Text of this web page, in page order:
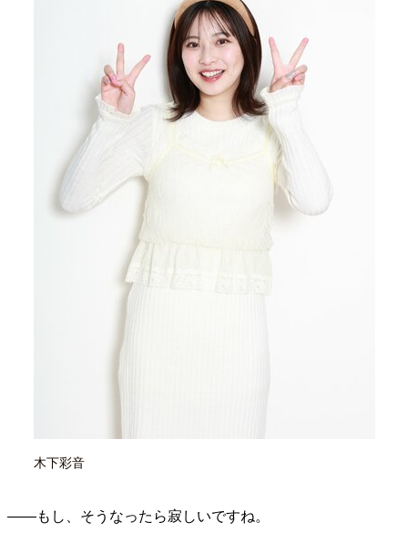
移住という選択
熱狂できるもの
一生モノの愛用品
私を彩るエッセンス
60代のネクストステージ
70代のグランドデザイン
社会・カルチャー・マネー
地域とつながる/お金との付き合い方
木下彩音
――もし、そうなったら寂しいですね。